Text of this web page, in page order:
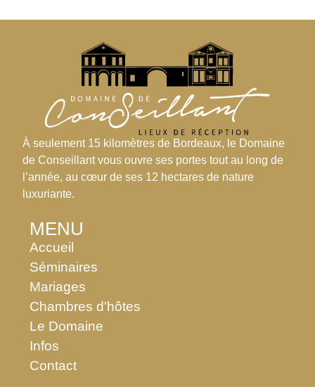
À seulement 15 kilomètres de Bordeaux, le Domaine
de Conseillant vous ouvre ses portes tout au long de
l’année, au cœur de ses 12 hectares de nature
luxuriante.
MENU
Accueil
Séminaires
Mariages
Chambres d'hôtes
Le Domaine
Infos
Contact